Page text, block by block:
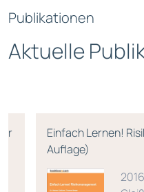
Publikationen
Aktuelle
Einfach Lernen!
Auflage)
2016